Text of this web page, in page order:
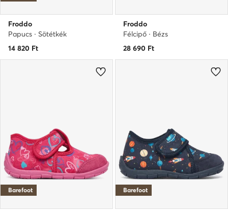
Froddo
Papucs · Sötétkék
14 820 Ft
Froddo
Félcipő · Bézs
28 690 Ft
Barefoot Barefoot